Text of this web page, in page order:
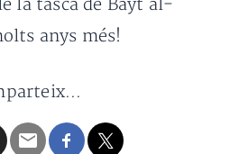
la tasca de Bayt al-
anys més!